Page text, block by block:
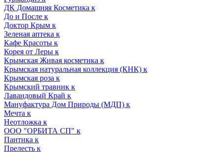
ДК Домашняя Косметика к
До и После к
Доктор Крым к
Зеленая аптека к
Кафе Красоты к
Корея от Леры к
Крымская Живая косметика к
Крымская натуральная коллекция (КНК) к
Крымская роза к
Крымский травник к
Лавандовый Край к
Мануфактура Дом Природы (МДП) к
Мечта к
Неотложка к
ООО "ОРБИТА СП" к
Пантика к
Прелесть к